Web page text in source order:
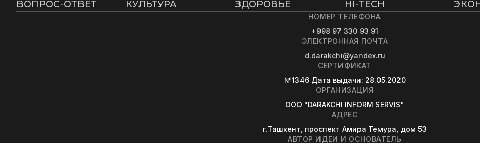
ВОПРОС-ОТВЕТ
КУЛЬТУРА ЗДОРОВЬЕ HI-TECH
НОМЕР ТЕЛЕФОНА
+998 97 330 93 91
ЭЛЕКТРОННАЯ ПОЧТА
d.darakchi@yandex.ru
СЕРТИФИКАТ
№1346 Дата выдачи: 28.05.2020
ОРГАНИЗАЦИЯ
OOO "DARAKCHI INFORM SERVIS"
АДРЕС
г.Ташкент, проспект Амира Темура, дом 53
АВТОР ИДЕИ И ОСНОВАТЕЛЬ